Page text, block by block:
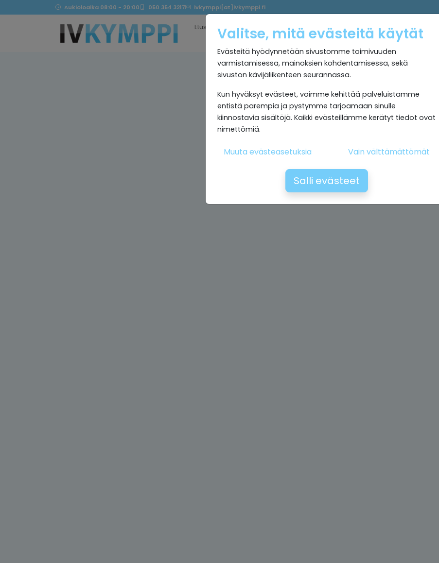
Aukioloaika 08:00 - 20:00 050 354 3217 ivkymppi[at]ivkymppi.fi
Etusivu Palvelumme
Ultrapuhdas
sisäilma
Kymppi
Kokemuksia Rekrytointi
Valitse, mitä evästeitä käytät
Evästeitä hyödynnetään sivustomme toimivuuden
varmistamisessa, mainoksien kohdentamisessa, sekä
sivuston kävijäliikenteen seurannassa.
Kun hyväksyt evästeet, voimme kehittää palveluistamme
entistä parempia ja pystymme tarjoamaan sinulle
kiinnostavia sisältöjä. Kaikki evästeillämme kerätyt tiedot ovat
nimettömiä.
Muuta evästeasetuksia Vain välttämättömät
Salli evästeet